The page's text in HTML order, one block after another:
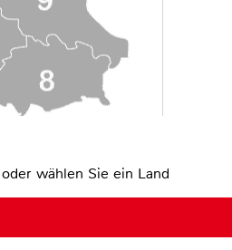
wählen Sie ein Land